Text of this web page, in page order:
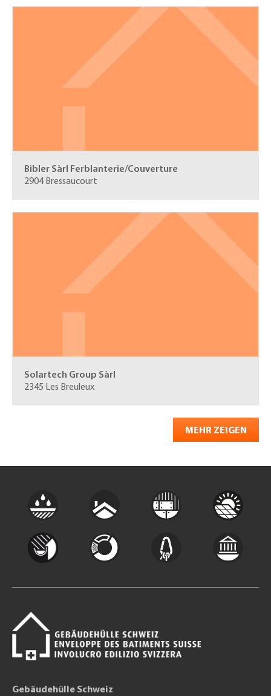
Bibler Sàrl Ferblanterie/Couverture
2904 Bressaucourt
Solartech Group Sàrl
2345 Les Breuleux
MEHR ZEIGEN
Gebäudehülle Schweiz